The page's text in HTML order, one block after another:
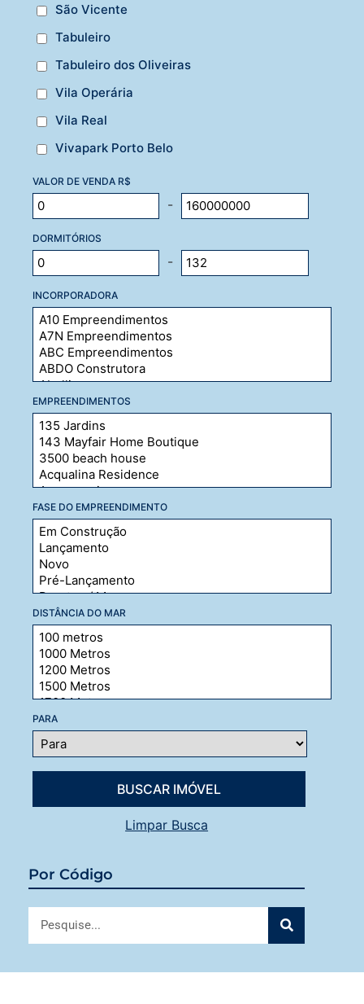
São Vicente
Tabuleiro
Tabuleiro dos Oliveiras
Vila Operária
Vila Real
Vivapark Porto Belo
VALOR DE VENDA R$
-
DORMITÓRIOS
-
INCORPORADORA
EMPREENDIMENTOS
FASE DO EMPREENDIMENTO
DISTÂNCIA DO MAR
PARA
Limpar Busca
Por Código